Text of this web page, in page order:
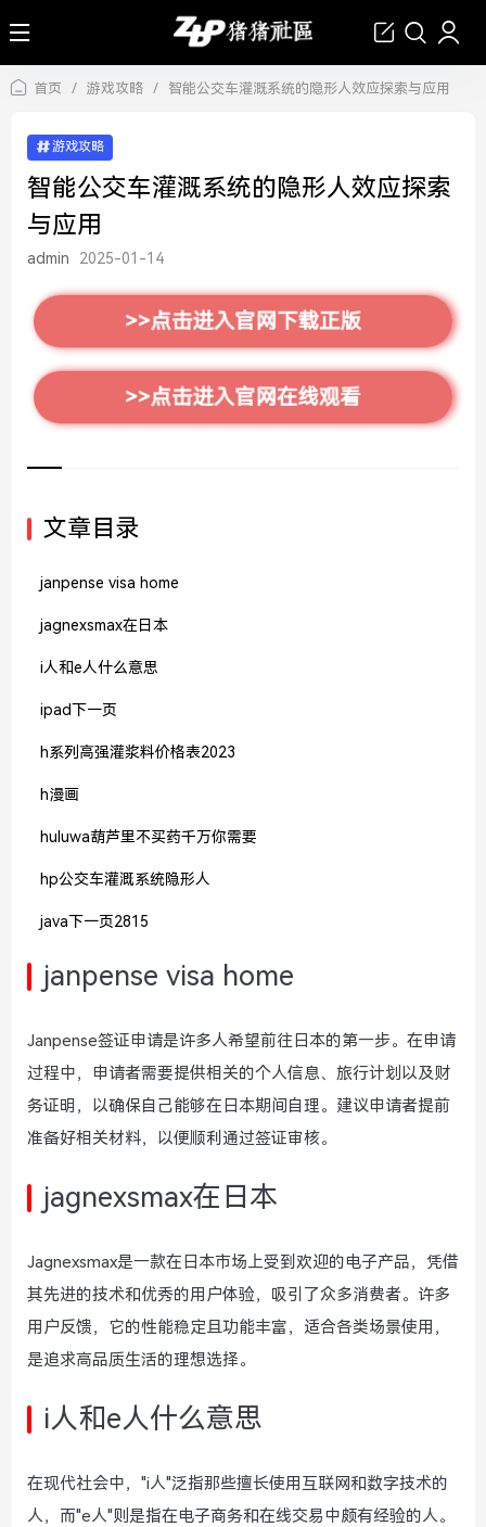
首页 / 游戏攻略 / 智能公交车灌溉系统的隐形人效应探索与应用
游戏攻略
智能公交车灌溉系统的隐形人效应探索
与应用
admin 2025-01-14
>>点击进入官网下载正版
>>点击进入官网在线观看
文章目录
janpense visa home
jagnexsmax在日本
i人和e人什么意思
ipad下一页
h系列高强灌浆料价格表2023
h漫画
huluwa葫芦里不买药千万你需要
hp公交车灌溉系统隐形人
java下一页2815
janpense visa home
Janpense签证申请是许多人希望前往日本的第一步。在申请
过程中，申请者需要提供相关的个人信息、旅行计划以及财
务证明，以确保自己能够在日本期间自理。建议申请者提前
准备好相关材料，以便顺利通过签证审核。
jagnexsmax在日本
Jagnexsmax是一款在日本市场上受到欢迎的电子产品，凭借
其先进的技术和优秀的用户体验，吸引了众多消费者。许多
用户反馈，它的性能稳定且功能丰富，适合各类场景使用，
是追求高品质生活的理想选择。
i人和e人什么意思
在现代社会中，"i人"泛指那些擅长使用互联网和数字技术的
人，而"e人"则是指在电子商务和在线交易中颇有经验的人。